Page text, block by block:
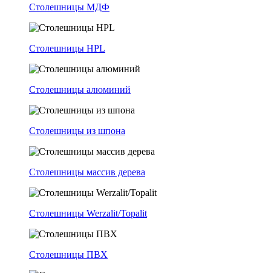
Столешницы МДФ
Столешницы HPL
Столешницы алюминий
Столешницы из шпона
Столешницы массив дерева
Столешницы Werzalit/Topalit
Столешницы ПВХ